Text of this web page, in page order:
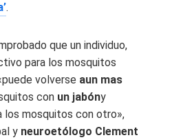
.
que un individuo,
para los mosquitos
volverse aun mas
con un jabóny
los mosquitos con otro»,
y neuroetólogo Clement